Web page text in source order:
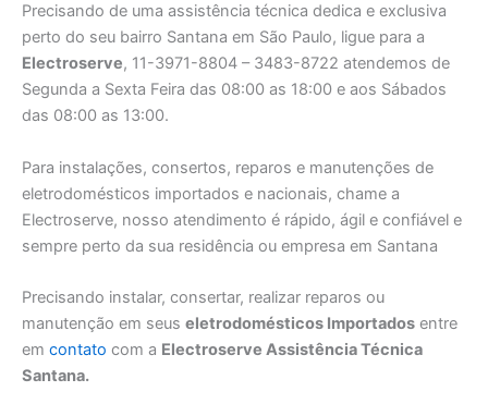
Precisando de uma assistência técnica dedica e exclusiva
perto do seu bairro Santana em São Paulo, ligue para a
Electroserve, 11-3971-8804 – 3483-8722 atendemos de
Segunda a Sexta Feira das 08:00 as 18:00 e aos Sábados
das 08:00 as 13:00.
Para instalações, consertos, reparos e manutenções de
eletrodomésticos importados e nacionais, chame a
Electroserve, nosso atendimento é rápido, ágil e confiável e
sempre perto da sua residência ou empresa em Santana
Precisando instalar, consertar, realizar reparos ou
manutenção em seus eletrodomésticos Importados entre
em contato com a Electroserve Assistência Técnica
Santana.